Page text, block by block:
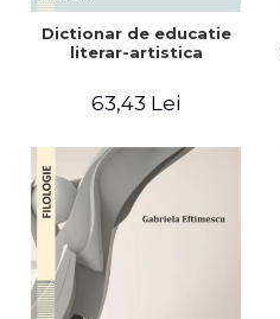
Dictionar de educatie
literar-artistica
63,43 Lei